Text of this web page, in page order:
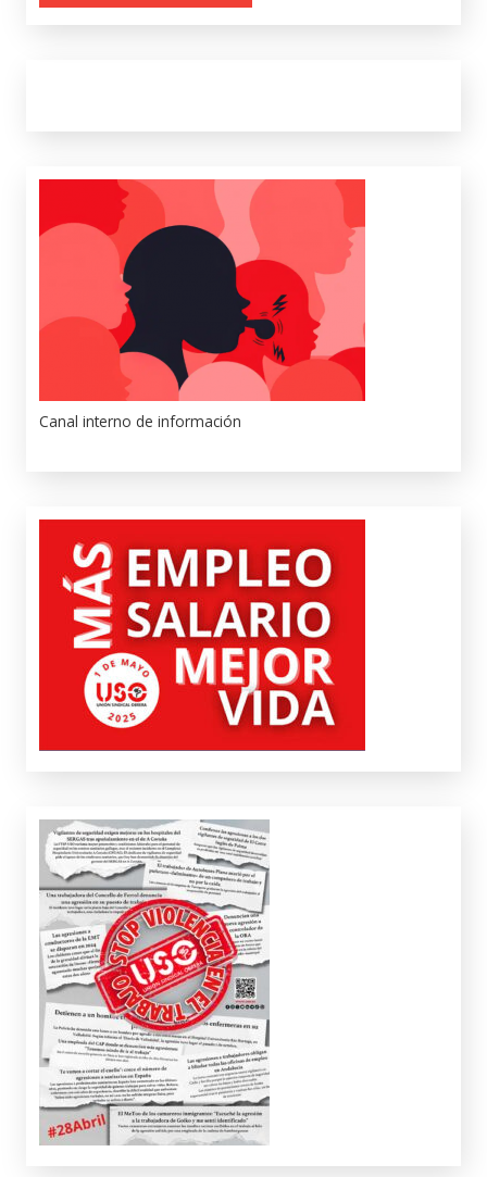
Canal interno de información